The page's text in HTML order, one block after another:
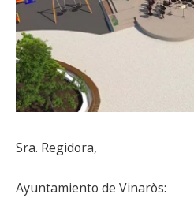
Sra. Regidora,
Ayuntamiento de Vinaròs: